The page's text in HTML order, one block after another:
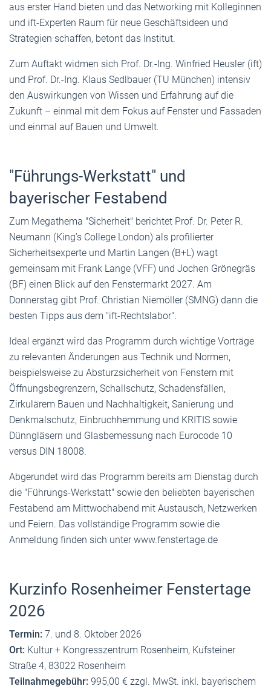
aus erster Hand bieten und das Networking mit Kolleginnen
und ift-Experten Raum für neue Geschäftsideen und
Strategien schaffen, betont das Institut.
Zum Auftakt widmen sich Prof. Dr.-Ing. Winfried Heusler (ift)
und Prof. Dr.-Ing. Klaus Sedlbauer (TU München) intensiv
den Auswirkungen von Wissen und Erfahrung auf die
Zukunft – einmal mit dem Fokus auf Fenster und Fassaden
und einmal auf Bauen und Umwelt.
"Führungs-Werkstatt" und
bayerischer Festabend
Zum Megathema "Sicherheit" berichtet Prof. Dr. Peter R.
Neumann (King’s College London) als profilierter
Sicherheitsexperte und Martin Langen (B+L) wagt
gemeinsam mit Frank Lange (VFF) und Jochen Grönegräs
(BF) einen Blick auf den Fenstermarkt 2027. Am
Donnerstag gibt Prof. Christian Niemöller (SMNG) dann die
besten Tipps aus dem "ift-Rechtslabor".
Ideal ergänzt wird das Programm durch wichtige Vorträge
zu relevanten Änderungen aus Technik und Normen,
beispielsweise zu Absturzsicherheit von Fenstern mit
Öffnungsbegrenzern, Schallschutz, Schadensfällen,
Zirkulärem Bauen und Nachhaltigkeit, Sanierung und
Denkmalschutz, Einbruchhemmung und KRITIS sowie
Dünngläsern und Glasbemessung nach Eurocode 10
versus DIN 18008.
Abgerundet wird das Programm bereits am Dienstag durch
die "Führungs-Werkstatt" sowie den beliebten bayerischen
Festabend am Mittwochabend mit Austausch, Netzwerken
und Feiern. Das vollständige Programm sowie die
Anmeldung finden sich unter www.fenstertage.de
Kurzinfo Rosenheimer Fenstertage
2026
Termin: 7. und 8. Oktober 2026
Ort: Kultur + Kongresszentrum Rosenheim, Kufsteiner
Straße 4, 83022 Rosenheim
Teilnahmegebühr: 995,00 € zzgl. MwSt. inkl. bayerischem